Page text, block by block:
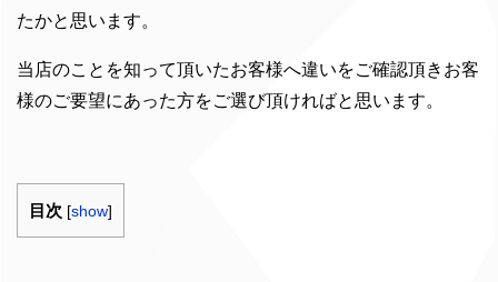
たかと思います。
当店のことを知って頂いたお客様へ違いをご確認頂きお客
様のご要望にあった方をご選び頂ければと思います。
目次 [show]